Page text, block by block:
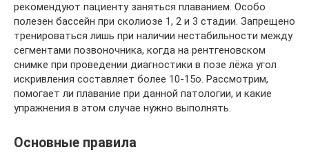
рекомендуют пациенту заняться плаванием. Особо
полезен бассейн при сколиозе 1, 2 и 3 стадии. Запрещено
тренироваться лишь при наличии нестабильности между
сегментами позвоночника, когда на рентгеновском
снимке при проведении диагностики в позе лёжа угол
искривления составляет более 10-15о. Рассмотрим,
помогает ли плавание при данной патологии, и какие
упражнения в этом случае нужно выполнять.
Основные правила